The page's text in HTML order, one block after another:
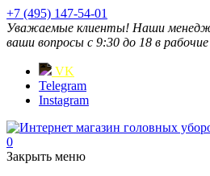
+7 (495) 147-54-01
Уважаемые клиенты! Наши
ваши вопросы с 9:30 до 18 в
VK
Telegram
Instagram
0
Закрыть меню